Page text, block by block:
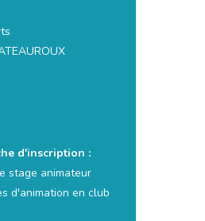
d'inscription :
stage animateur
d'animation en club